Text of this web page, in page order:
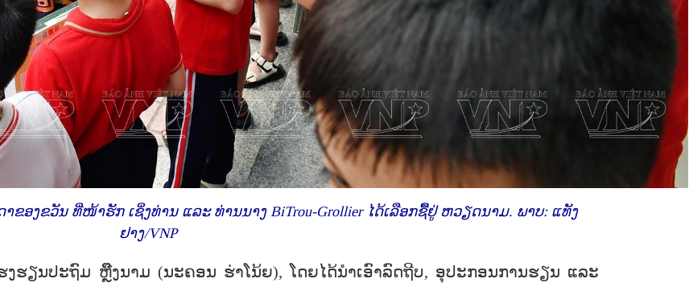
ອງຂວັນ ທີ່ໜ້າຮັກ ເຊິ່ງທ່ານ ແລະ ທ່ານນາງ BiTrou-Grollier ໄດ້ເລືອກຊື້ຢູ່ ຫວຽດນາມ. ພາບ: ແທັງ
ຢາງ/VNP
ງຮຽນປະຖົມ ຫຼິ໊ງນາມ (ນະຄອນ ຮ່າໂນ້ຍ), ໂດຍໄດ້ນຳເອົາລົດຖີບ, ອຸປະກອນການຮຽນ ແລະ